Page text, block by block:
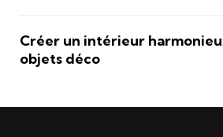
Créer un intérieur
objets déco